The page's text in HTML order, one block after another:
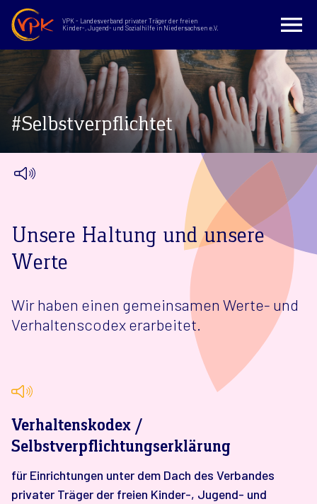
VPK - Landesverband privater Träger der freien
Kinder-, Jugend- und Sozialhilfe in Niedersachsen e.V.
#Selbstverpflichtet
Unsere Haltung und unsere
Werte
Wir haben einen gemeinsamen Werte- und
Verhaltenscodex erarbeitet.
Verhaltenskodex /
Selbstverpflichtungserklärung
für Einrichtungen unter dem Dach des Verbandes
privater Träger der freien Kinder-, Jugend- und